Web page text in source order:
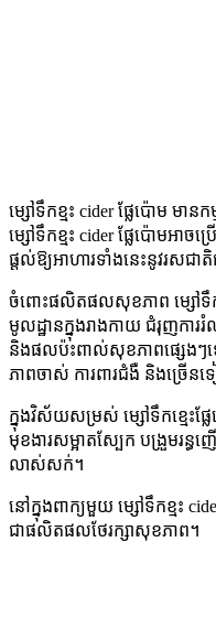
ម្សៅទឹកខ្មះ cider ផ្លែប៉ោម ម
ម្សៅទឹកខ្មះ cider ផ្លែប៉ោមអាច
ផ្តល់ឱ្យអាហារទាំងនេះនូវរសជ
ចំពោះផលិតផលសុខភាព ម្សៅទឹកខ្
មូលដ្ឋានក្នុងរាងកាយ ជំរុញការ
និងផលប៉ះពាល់សុខភាពផ្សេងៗទៀ
ភាពចាស់ ការពារជំងឺ និងច្រើន
ក្នុងវិស័យសម្រស់ ម្សៅទឹកខ្មេះផ្
មុខងារសម្អាតស្បែក បង្រួមរន្
លាស់សក់។
នៅក្នុងពាក្យមួយ ម្សៅទឹកខ្មះ
ជាផលិតផលថែរក្សាសុខភាព។